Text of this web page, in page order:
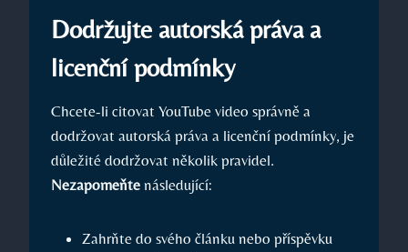
Dodržujte autorská práva a
licenční podmínky
Chcete-li citovat YouTube video správně a
dodržovat autorská práva a licenční podmínky, je
důležité dodržovat několik pravidel.
Nezapomeňte následující:
Zahrňte do svého článku nebo příspěvku